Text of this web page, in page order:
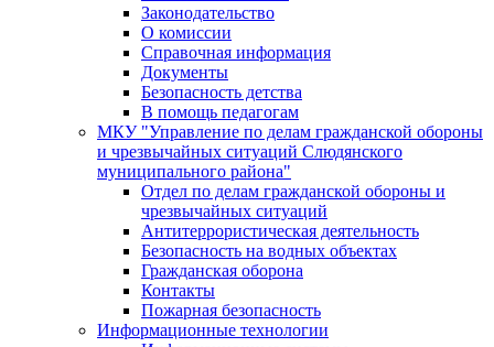
Законодательство
О комиссии
Справочная информация
Документы
Безопасность детства
В помощь педагогам
МКУ "Управление по делам гражданской обороны
и чрезвычайных ситуаций Слюдянского
муниципального района"
Отдел по делам гражданской обороны и
чрезвычайных ситуаций
Антитеррористическая деятельность
Безопасность на водных объектах
Гражданская оборона
Контакты
Пожарная безопасность
Информационные технологии